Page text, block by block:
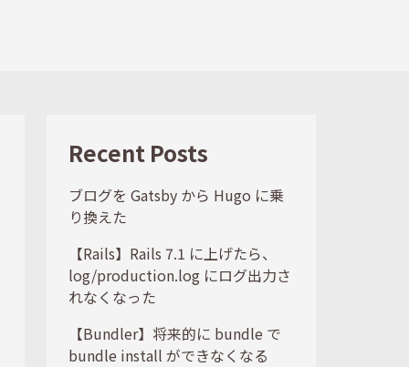
Recent Posts
ブログを Gatsby から Hugo に乗
り換えた
【Rails】Rails 7.1 に上げたら、
log/production.log にログ出力さ
れなくなった
【Bundler】将来的に bundle で
bundle install ができなくなる